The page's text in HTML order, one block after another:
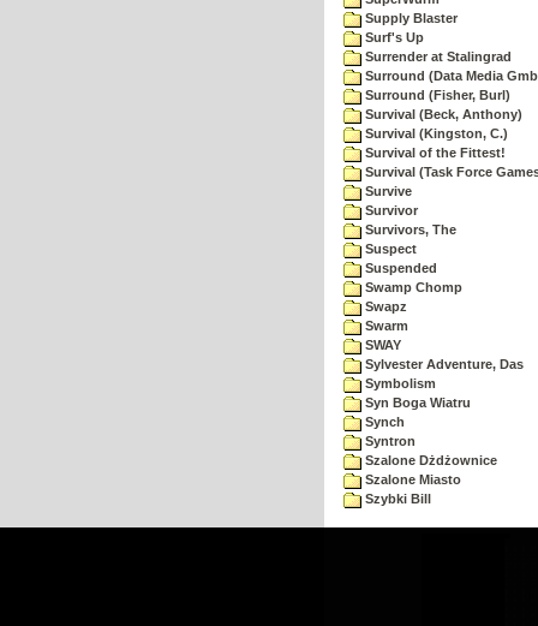
Supply Blaster
Surf's Up
Surrender at Stalingrad
Surround (Data Media
Surround (Fisher, Burl)
Survival (Beck, Anthony)
Survival (Kingston, C.)
Survival of the Fittest!
Survival (Task Force
Survive
Survivor
Survivors, The
Suspect
Suspended
Swamp Chomp
Swapz
Swarm
SWAY
Sylvester Adventure, Das
Symbolism
Syn Boga Wiatru
Synch
Syntron
Szalone Dżdżownice
Szalone Miasto
Szybki Bill